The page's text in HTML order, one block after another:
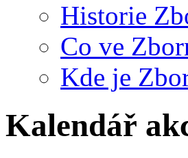
Historie
Co ve
Kde je
Kalendář